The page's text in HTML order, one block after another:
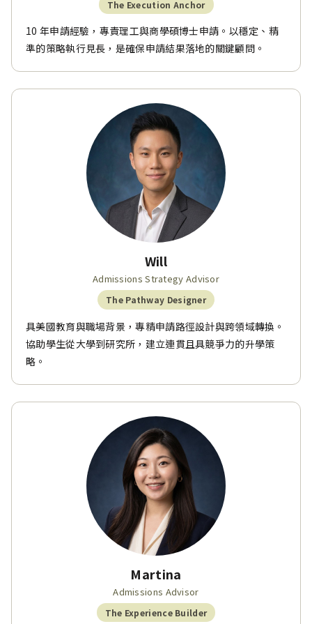
The Execution Anchor
10 年申請經驗，專責理工與商學碩博士申請。以穩定、精
準的策略執行見長，是確保申請結果落地的關鍵顧問。
Will
Admissions Strategy Advisor
The Pathway Designer
具美國教育與職場背景，專精申請路徑設計與跨領域轉換。
協助學生從大學到研究所，建立連貫且具競爭力的升學策
略。
Martina
Admissions Advisor
The Experience Builder